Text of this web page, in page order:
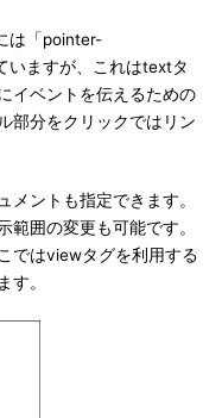
は「pointer-
いますが、これはtextタ
イベントを伝えるための
部分をクリックではリン
ントも指定できます。
範囲の変更も可能です。
ではviewタグを利用する
す。